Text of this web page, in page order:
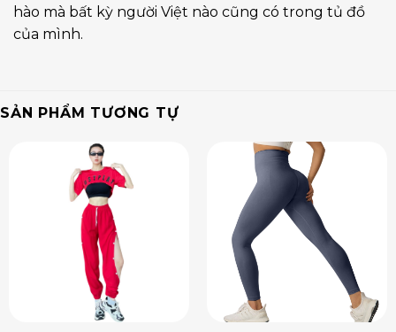
hào mà bất kỳ người Việt nào cũng có trong tủ đồ
của mình.
SẢN PHẨM TƯƠNG TỰ